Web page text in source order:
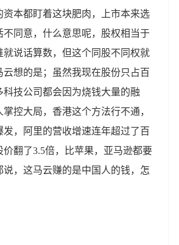
本都盯着这块肥肉，上市本来选
同意，什么意思呢，股权相当于
说话算数，但这个同股不同权就
想的是；虽然我现在股份只占百
技公司都会因为烧钱大量的融
控大局，香港这个方法行不通，
，阿里的营收增速连年超过了百
翻了3.5倍，比苹果，亚马逊都要
，这马云赚的是中国人的钱，怎